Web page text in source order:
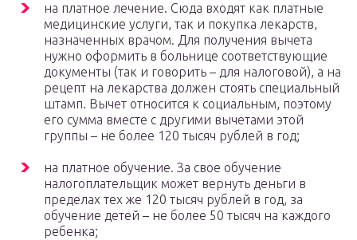
на платное лечение. Сюда входят как платные
медицинские услуги, так и покупка лекарств,
назначенных врачом. Для получения вычета
нужно оформить в больнице соответствующие
документы (так и говорить – для налоговой), а на
рецепт на лекарства должен стоять специальный
штамп. Вычет относится к социальным, поэтому
его сумма вместе с другими вычетами этой
группы – не более 120 тысяч рублей в год;
на платное обучение. За свое обучение
налогоплательщик может вернуть деньги в
пределах тех же 120 тысяч рублей в год, за
обучение детей – не более 50 тысяч на каждого
ребенка;